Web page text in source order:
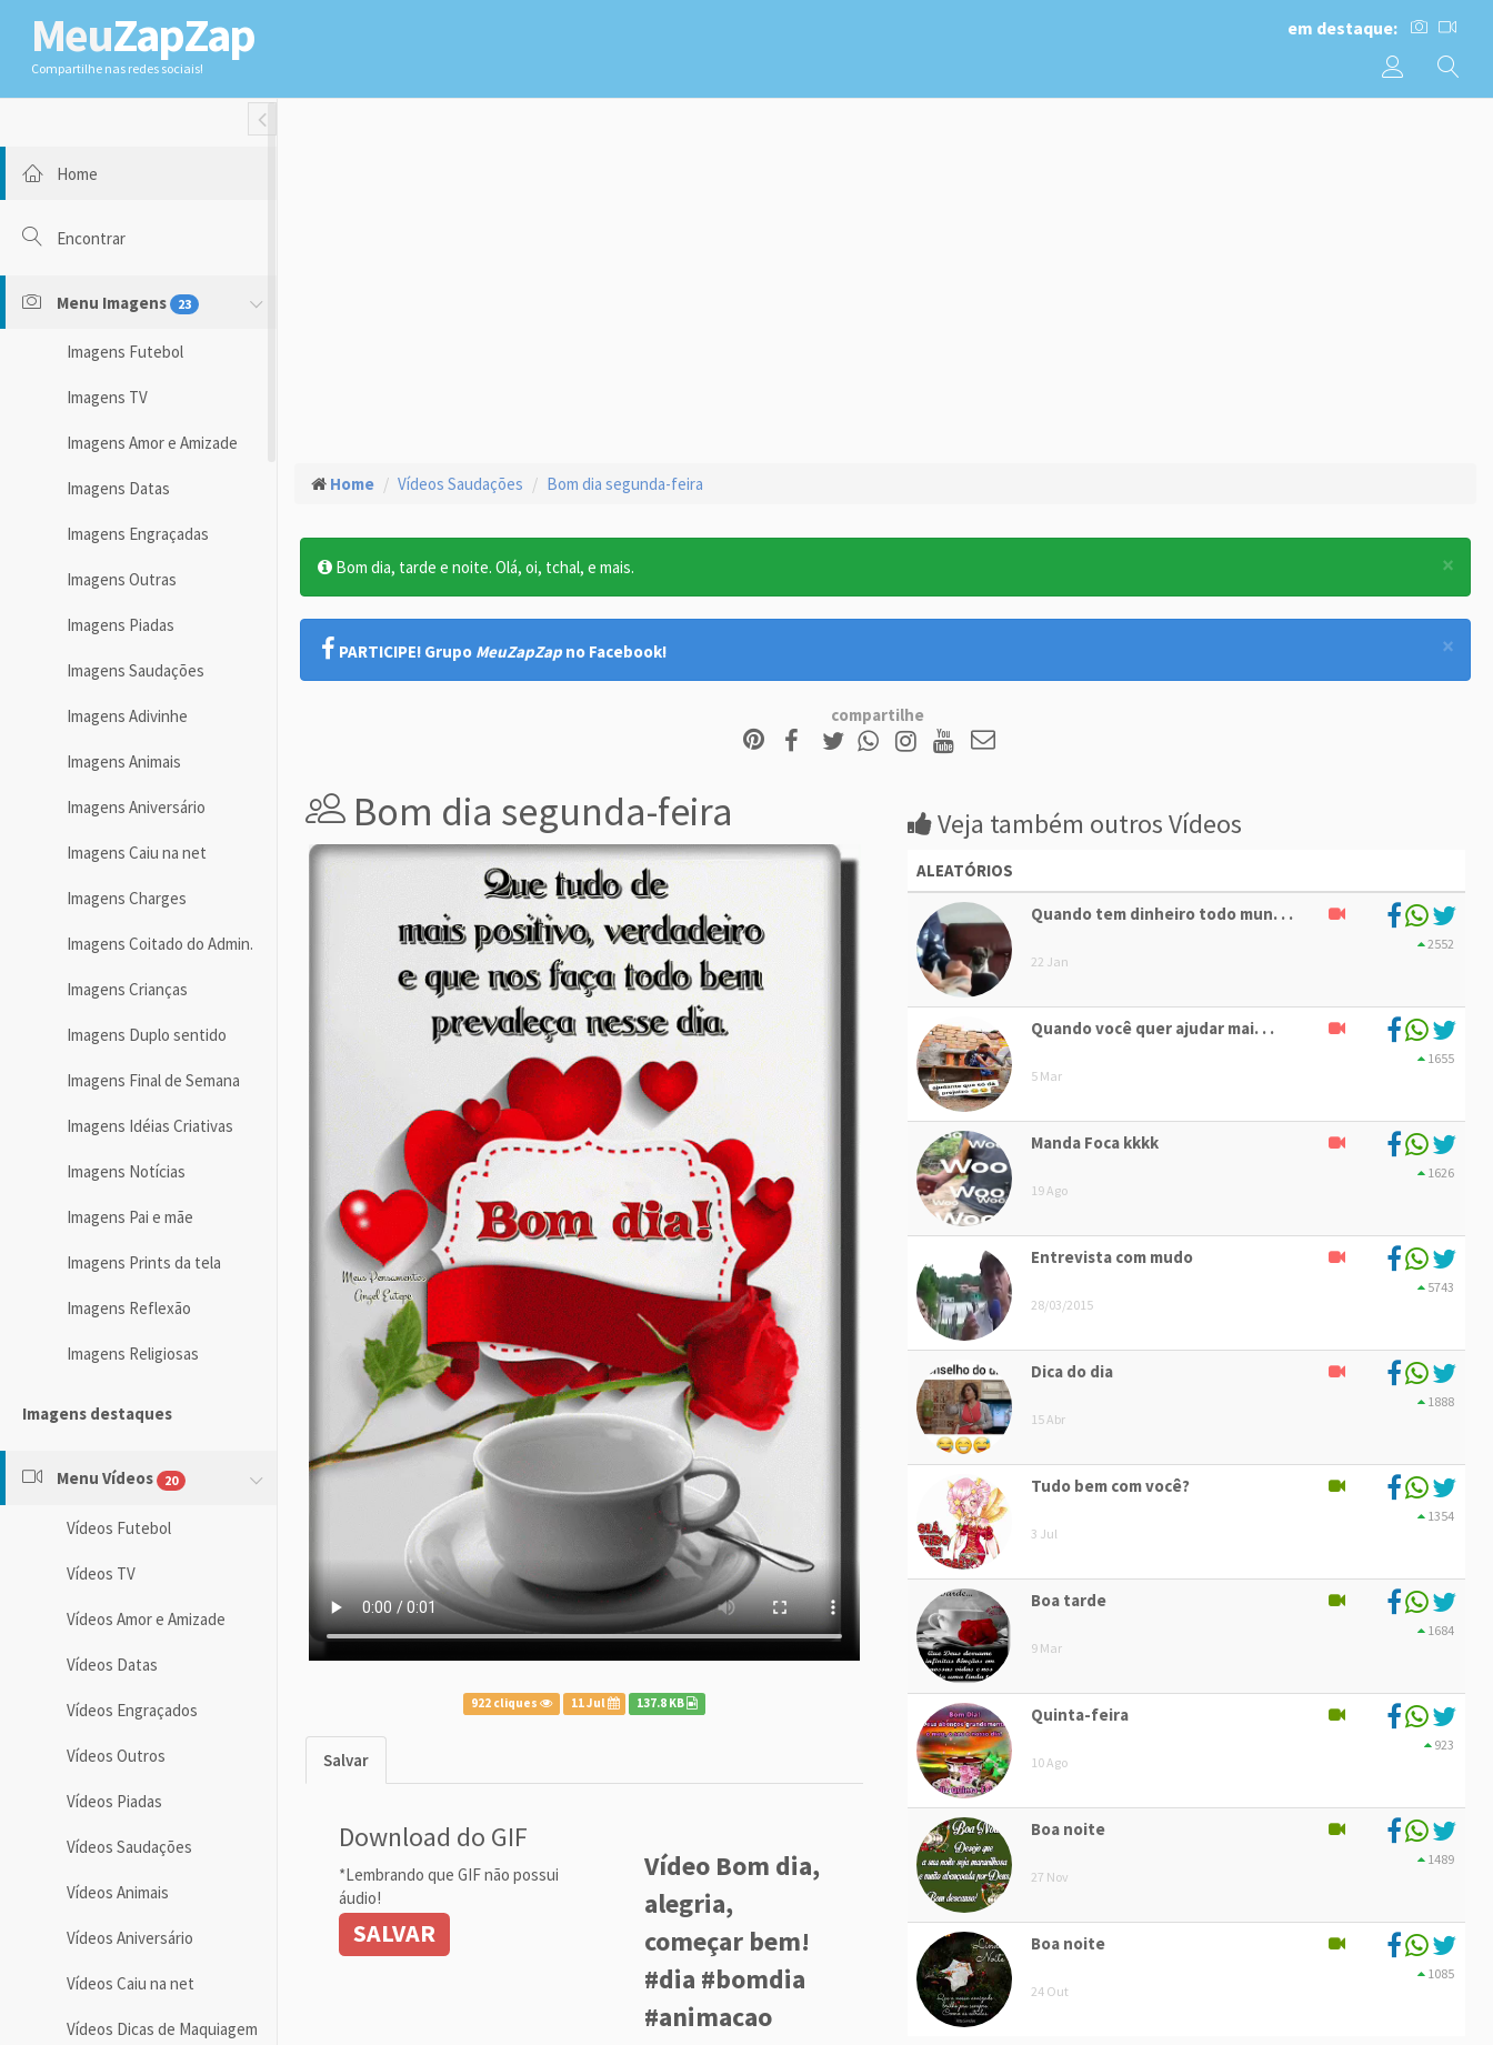
MeuZapZap
Compartilhe nas redes sociais!
em destaque:
Toggle Fullwidth
Home
Encontrar
Menu Imagens 23
Imagens Futebol
Imagens TV
Imagens Amor e Amizade
Imagens Datas
Imagens Engraçadas
Imagens Outras
Imagens Piadas
Imagens Saudações
Imagens Adivinhe
Imagens Animais
Imagens Aniversário
Imagens Caiu na net
Imagens Charges
Imagens Coitado do Admin.
Imagens Crianças
Imagens Duplo sentido
Imagens Final de Semana
Imagens Idéias Criativas
Imagens Notícias
Imagens Pai e mãe
Imagens Prints da tela
Imagens Reflexão
Imagens Religiosas
Imagens destaques
Menu Vídeos 20
Vídeos Futebol
Vídeos TV
Vídeos Amor e Amizade
Vídeos Datas
Vídeos Engraçados
Vídeos Outros
Vídeos Piadas
Vídeos Saudações
Vídeos Animais
Vídeos Aniversário
Vídeos Caiu na net
Vídeos Dicas de Maquiagem
Home Vídeos Saudações Bom dia segunda-feira
×
Bom dia, tarde e noite. Olá, oi, tchal, e mais.
×
PARTICIPE! Grupo MeuZapZap no Facebook!
compartilhe
Bom dia segunda-feira
922 cliques 11 Jul 137.8 KB
Salvar
Download do GIF
*Lembrando que GIF não possui
áudio!
SALVAR
Vídeo Bom dia,
alegria,
começar bem!
#dia #bomdia
#animacao
Veja também outros Vídeos
ALEATÓRIOS
Quando tem dinheiro todo mun. . .
22 Jan
2552
Quando você quer ajudar mai. . .
5 Mar
1655
Manda Foca kkkk
19 Ago
1626
Entrevista com mudo
28/03/2015
5743
Dica do dia
15 Abr
1888
Tudo bem com você?
3 Jul
1354
Boa tarde
9 Mar
1684
Quinta-feira
10 Ago
923
Boa noite
27 Nov
1489
Boa noite
24 Out
1085